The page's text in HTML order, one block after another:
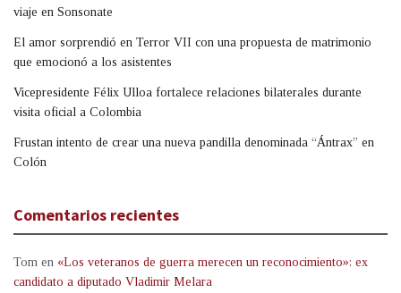
viaje en Sonsonate
El amor sorprendió en Terror VII con una propuesta de matrimonio
que emocionó a los asistentes
Vicepresidente Félix Ulloa fortalece relaciones bilaterales durante
visita oficial a Colombia
Frustan intento de crear una nueva pandilla denominada “Ántrax” en
Colón
Comentarios recientes
Tom en «Los veteranos de guerra merecen un reconocimiento»: ex
candidato a diputado Vladimir Melara